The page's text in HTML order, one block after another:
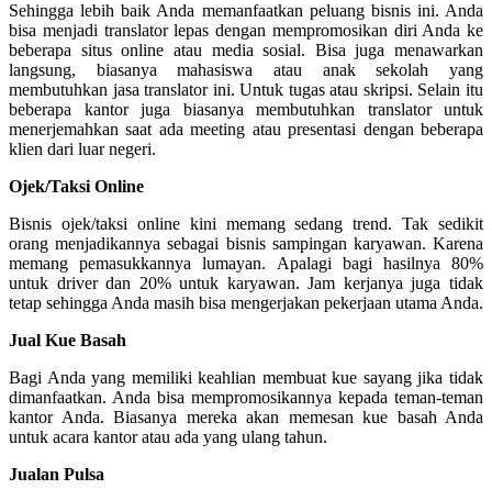
Sehingga lebih baik Anda memanfaatkan peluang bisnis ini. Anda
bisa menjadi translator lepas dengan mempromosikan diri Anda ke
beberapa situs online atau media sosial. Bisa juga menawarkan
langsung, biasanya mahasiswa atau anak sekolah yang
membutuhkan jasa translator ini. Untuk tugas atau skripsi. Selain itu
beberapa kantor juga biasanya membutuhkan translator untuk
menerjemahkan saat ada meeting atau presentasi dengan beberapa
klien dari luar negeri.
Ojek/Taksi Online
Bisnis ojek/taksi online kini memang sedang trend. Tak sedikit
orang menjadikannya sebagai bisnis sampingan karyawan. Karena
memang pemasukkannya lumayan. Apalagi bagi hasilnya 80%
untuk driver dan 20% untuk karyawan. Jam kerjanya juga tidak
tetap sehingga Anda masih bisa mengerjakan pekerjaan utama Anda.
Jual Kue Basah
Bagi Anda yang memiliki keahlian membuat kue sayang jika tidak
dimanfaatkan. Anda bisa mempromosikannya kepada teman-teman
kantor Anda. Biasanya mereka akan memesan kue basah Anda
untuk acara kantor atau ada yang ulang tahun.
Jualan Pulsa